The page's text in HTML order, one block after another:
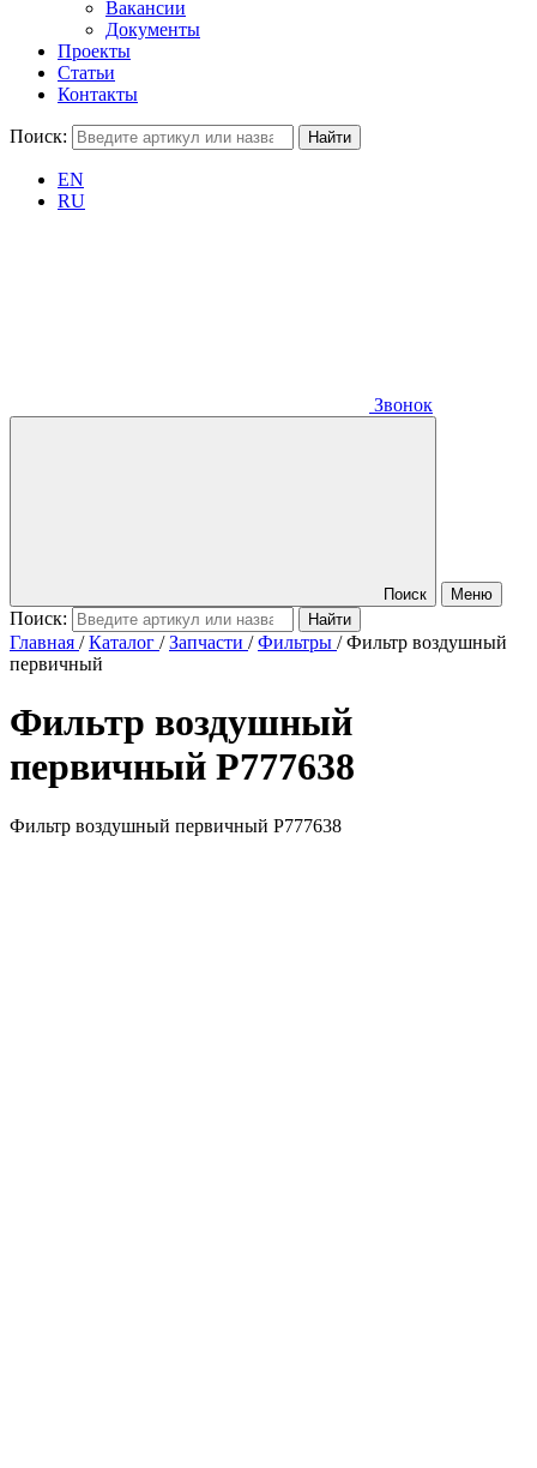
Вакансии
Документы
Проекты
Статьи
Контакты
Поиск:
EN
RU
Звонок
Поиск Меню
Поиск:
Главная /Каталог /Запчасти /Фильтры /Фильтр воздушный
первичный
Фильтр воздушный
первичный P777638
Фильтр воздушный первичный P777638